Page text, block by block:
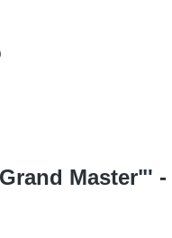
Master"'